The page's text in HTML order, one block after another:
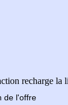
recharge la
de l'offre